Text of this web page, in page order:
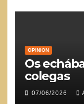
OPINION
Os
colegas
07/06/2026